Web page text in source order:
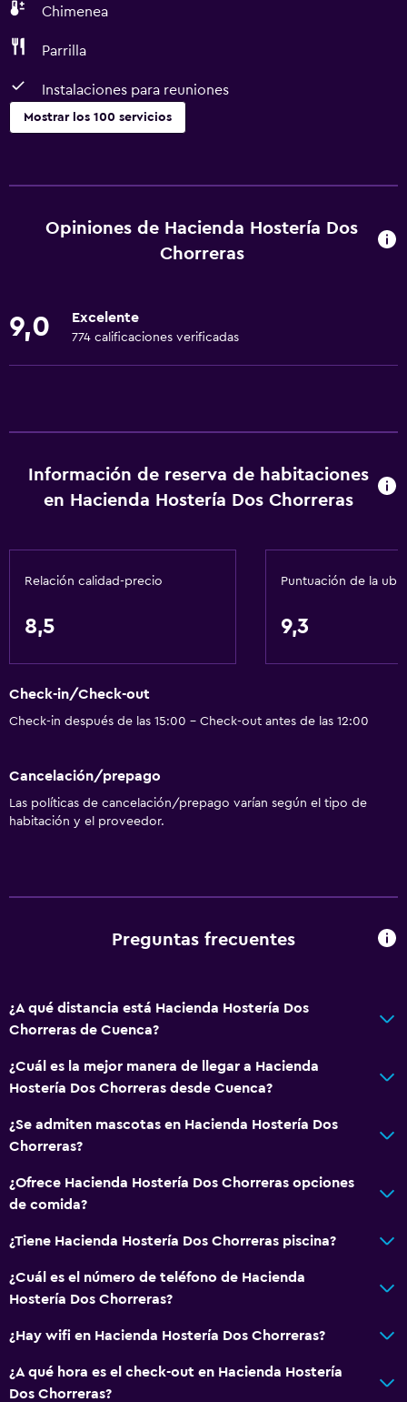
Chimenea
Parrilla
Instalaciones para reuniones
Mostrar los 100 servicios
Habitaciones familiares
Vista al jardín
Piso de parquet o madera noble
Vista a la montaña
Espacio de almacenamiento
Sofá
Teléfono
Servicios básicos
Internet
Alarma de humo
Toallas
Acondicionador
Servicio de despertador
Minimercado en las instalaciones
Mostrador de información turística
Check-out exprés
Recepción 24 horas
Botella de agua
Unidad ubicada en la planta baja
Opiniones de Hacienda Hostería Dos
Chorreras
9,0 Excelente
774 calificaciones verificadas
Información de reserva de habitaciones
en Hacienda Hostería Dos Chorreras
Relación calidad-precio
8,5
Puntuación de la
9,3
Check-in/Check-out
Check-in después de las 15:00 - Check-out antes de las 12:00
Cancelación/prepago
Las políticas de cancelación/prepago varían según el tipo de
habitación y el proveedor.
Preguntas frecuentes
¿A qué distancia está Hacienda Hostería Dos
Chorreras de Cuenca?
¿Cuál es la mejor manera de llegar a Hacienda
Hostería Dos Chorreras desde Cuenca?
¿Se admiten mascotas en Hacienda Hostería Dos
Chorreras?
¿Ofrece Hacienda Hostería Dos Chorreras opciones
de comida?
¿Tiene Hacienda Hostería Dos Chorreras piscina?
¿Cuál es el número de teléfono de Hacienda
Hostería Dos Chorreras?
¿Hay wifi en Hacienda Hostería Dos Chorreras?
¿A qué hora es el check-out en Hacienda Hostería
Dos Chorreras?